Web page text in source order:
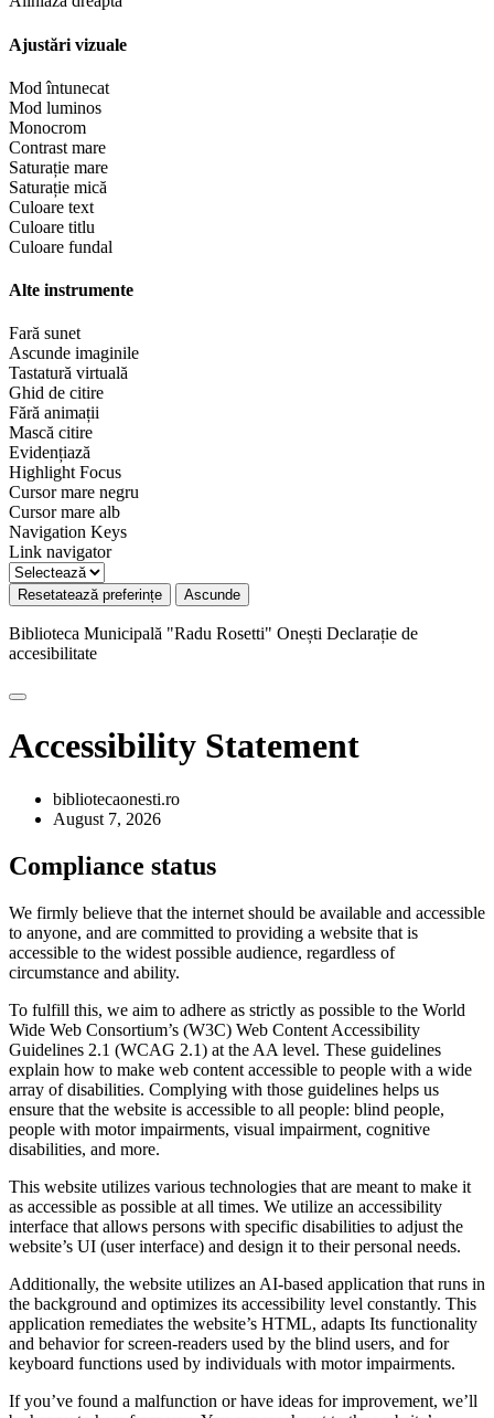
Ajustări vizuale
Mod întunecat
Mod luminos
Monocrom
Contrast mare
Saturație mare
Saturație mică
Culoare text
Culoare titlu
Culoare fundal
Alte instrumente
Fară sunet
Ascunde imaginile
Tastatură virtuală
Ghid de citire
Fără animații
Mască citire
Evidențiază
Highlight Focus
Cursor mare negru
Cursor mare alb
Navigation Keys
Link navigator
Resetatează preferințe Ascunde
Biblioteca Municipală "Radu Rosetti" Onești Declarație de
accesibilitate
Accessibility Statement
bibliotecaonesti.ro
August 7, 2026
Compliance status
We firmly believe that the internet should be available and accessible
to anyone, and are committed to providing a website that is
accessible to the widest possible audience, regardless of
circumstance and ability.
To fulfill this, we aim to adhere as strictly as possible to the World
Wide Web Consortium’s (W3C) Web Content Accessibility
Guidelines 2.1 (WCAG 2.1) at the AA level. These guidelines
explain how to make web content accessible to people with a wide
array of disabilities. Complying with those guidelines helps us
ensure that the website is accessible to all people: blind people,
people with motor impairments, visual impairment, cognitive
disabilities, and more.
This website utilizes various technologies that are meant to make it
as accessible as possible at all times. We utilize an accessibility
interface that allows persons with specific disabilities to adjust the
website’s UI (user interface) and design it to their personal needs.
Additionally, the website utilizes an AI-based application that runs in
the background and optimizes its accessibility level constantly. This
application remediates the website’s HTML, adapts Its functionality
and behavior for screen-readers used by the blind users, and for
keyboard functions used by individuals with motor impairments.
If you’ve found a malfunction or have ideas for improvement, we’ll